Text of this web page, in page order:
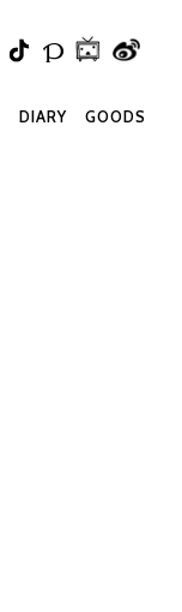
GOODS
DIARY